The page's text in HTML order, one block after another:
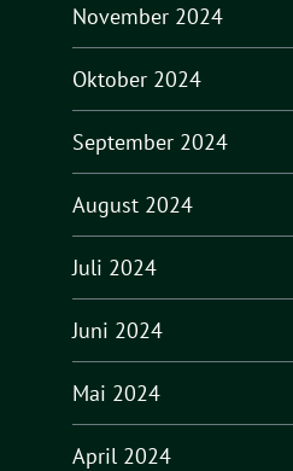
November 2024
Oktober 2024
September 2024
August 2024
Juli 2024
Juni 2024
Mai 2024
April 2024